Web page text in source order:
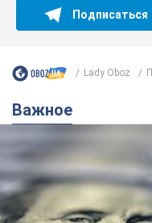
Подписаться
Lady Oboz
Важное